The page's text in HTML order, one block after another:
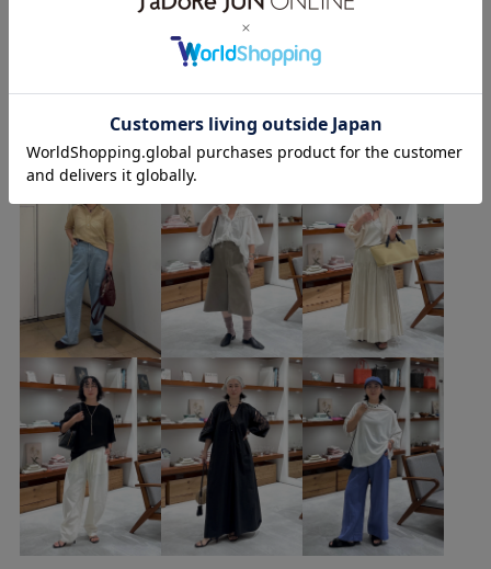
乾燥 低身長
パンツ バッグ
SBM56410 SBX56100 SBZ56490 SHA36000
26SS_salon_BAGSHOSE 26SS_salon_BAG_SHOSE
26SS_salon_shirt 26summer_salon_PT
26summer_salon_TOPS 2WAYで使える Exclusive_GW
Tシャツ Wbottoms_pickup Wtops_pickup
こなれ感 さりげないアクセント しっかりホールド
ふんわり イヤリング オールシーズン カジュアル
カラフル コットン ショート丈 シンプル
シンプルなトップス スタイルアップ スッキリ
もっと見る
azukiのその他のスタイリング